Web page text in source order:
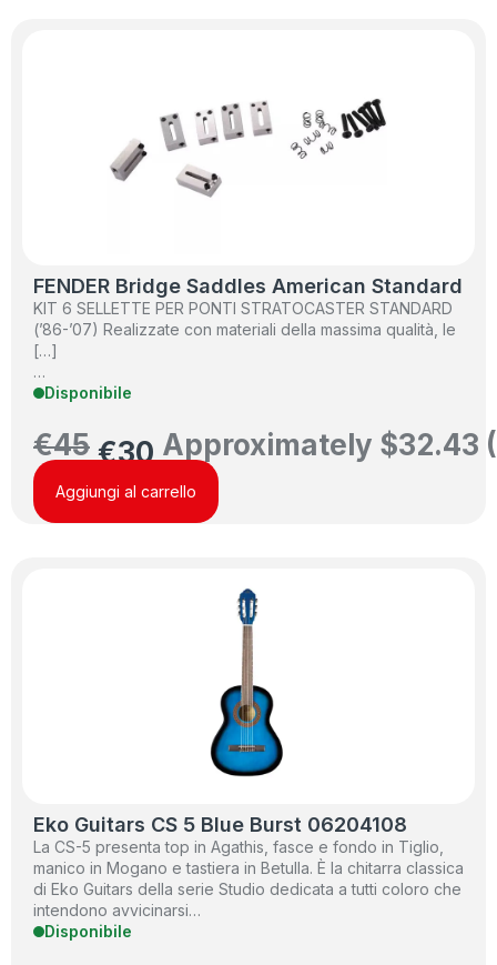
FENDER Bridge Saddles American Standard
KIT 6 SELLETTE PER PONTI STRATOCASTER STANDARD
(’86-’07) Realizzate con materiali della massima qualità, le
[…]
…
Disponibile
€45 €30 Approximately $32.43
Aggiungi al carrello
Eko Guitars CS 5 Blue Burst 06204108
La CS-5 presenta top in Agathis, fasce e fondo in Tiglio,
manico in Mogano e tastiera in Betulla. È la chitarra classica
di Eko Guitars della serie Studio dedicata a tutti coloro che
intendono avvicinarsi…
Disponibile